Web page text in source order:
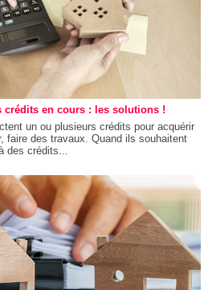
crédits en cours : les solutions !
un ou plusieurs crédits pour acquérir
faire des travaux. Quand ils souhaitent
des crédits...